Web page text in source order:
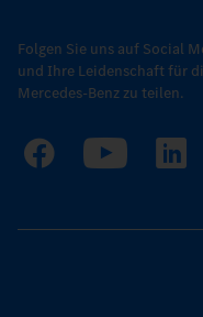
Folgen Sie uns auf Social
und Ihre Leidenschaft für
Mercedes-Benz zu teilen.